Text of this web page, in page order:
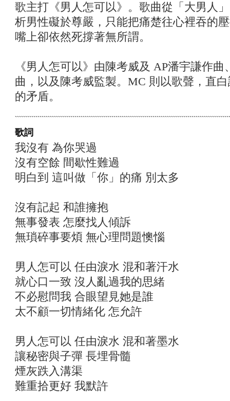
歌主打《男人怎可以》。歌曲從「大男人
析男性礙於尊嚴，只能把痛楚往心裡吞的
嘴上卻依然死撐著無所謂。
《男人怎可以》由陳考威及 AP潘宇謙作
曲，以及陳考威監製。MC 則以歌聲，直
的矛盾。
歌詞
我沒有 為你哭過
沒有空餘 間歇性難過
明白到 這叫做「你」的痛 別太多
沒有記起 和誰擁抱
無事發表 怎麼找人傾訴
無瑣碎事要煩 無心理問題懊惱
男人怎可以 任由淚水 混和著汗水
就心口一致 沒人亂過我的思緒
不必慰問我 合眼望見她是誰
太不顧一切情緒化 怎允許
男人怎可以 任由淚水 混和著墨水
讓秘密與子彈 長埋骨髓
煙灰跌入溝渠
難重拾更好 我默許